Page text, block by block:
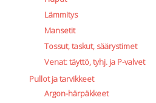
Lämmitys
Mansetit
Tossut, taskut, säärystimet
Venat: täyttö, tyhj. ja P-valvet
Pullot ja tarvikkeet
Argon-härpäkkeet